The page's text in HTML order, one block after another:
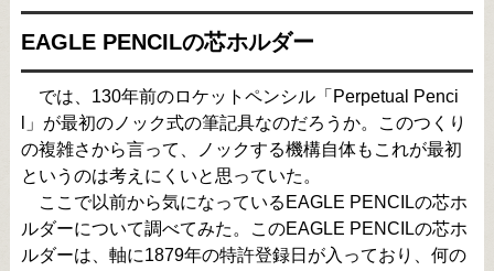
EAGLE PENCILの芯ホルダー
では、130年前のロケットペンシル「Perpetual Penci
l」が最初のノック式の筆記具なのだろうか。このつくり
の複雑さから言って、ノックする機構自体もこれが最初
というのは考えにくいと思っていた。
ここで以前から気になっているEAGLE PENCILの芯ホ
ルダーについて調べてみた。このEAGLE PENCILの芯ホ
ルダーは、軸に1879年の特許登録日が入っており、何の